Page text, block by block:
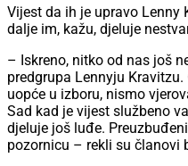
Vijest da ih je upravo Lenny
dalje im, kažu, djeluje
– Iskreno, nitko od nas još
predgrupa Lennyju
uopće u izboru, nismo
Sad kad je vijest službeno
djeluje još luđe.
pozornicu – rekli su članovi